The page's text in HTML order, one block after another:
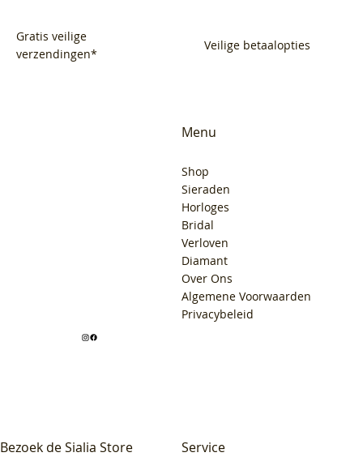
Gratis veilige
verzendingen*
Veilige betaalopties
Bezoek de Sialia Store
Menu
Shop
Sieraden
Horloges
Bridal
Verloven
Diamant
Over Ons
Algemene Voorwaarden
Privacybeleid
Service